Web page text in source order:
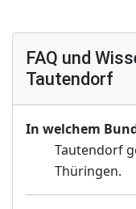
FAQ und
Tautendorf
In welchem
Tautendorf
Thüringen.